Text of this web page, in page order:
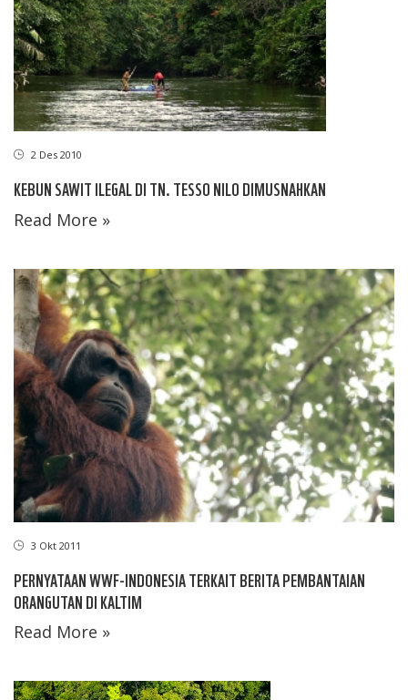
2 Des 2010
KEBUN SAWIT ILEGAL DI TN. TESSO NILO DIMUSNAHKAN
Read More »
3 Okt 2011
PERNYATAAN WWF-INDONESIA TERKAIT BERITA PEMBANTAIAN
ORANGUTAN DI KALTIM
Read More »